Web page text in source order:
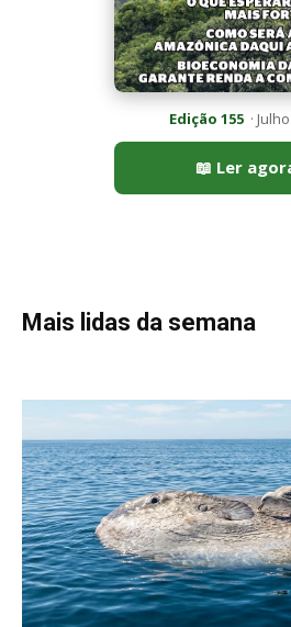
Edição 155·
📖 Ler
Mais lidas da semana